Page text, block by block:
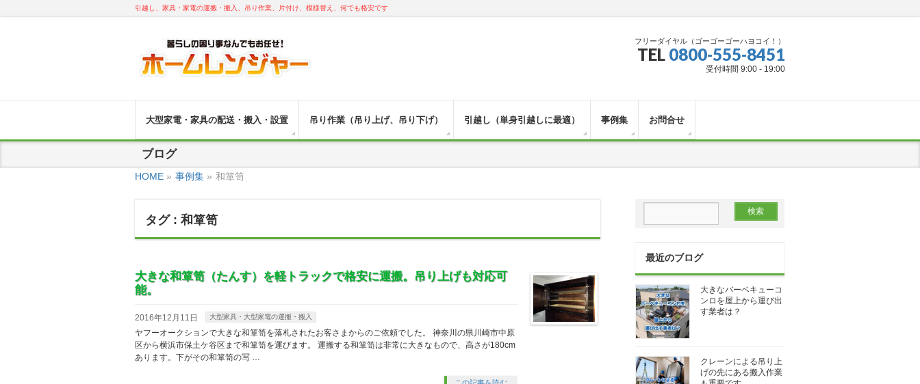
引越し、家具・家電の運搬・搬入、吊り作業、片付け、模様替え、何でも格安です
フリーダイヤル（ゴーゴーゴーハヨコイ！）
TEL 0800-555-8451
受付時間 9:00 - 19:00
大型家電・家具の配送・搬入・設置 吊り作業（吊り上げ、吊り下げ） 引越し（単身引越しに最適） 事例集 お問合せ
ブログ
HOME » 事例集 » 和箪笥
タグ : 和箪笥
大きな和箪笥（たんす）を軽トラックで格安に運搬。吊り上げも対応可
能。
2016年12月11日 大型家具・大型家電の運搬・搬入
ヤフーオークションで大きな和箪笥を落札されたお客さまからのご依頼でした。 神奈川の県川崎市中原
区から横浜市保土ケ谷区まで和箪笥を運びます。 運搬する和箪笥は非常に大きなもので、高さが180cm
あります。下がその和箪笥の写 …
最近のブログ
大きなバーベキューコ
ンロを屋上から運び出
す業者は？
クレーンによる吊り上
げの先にある搬入作業